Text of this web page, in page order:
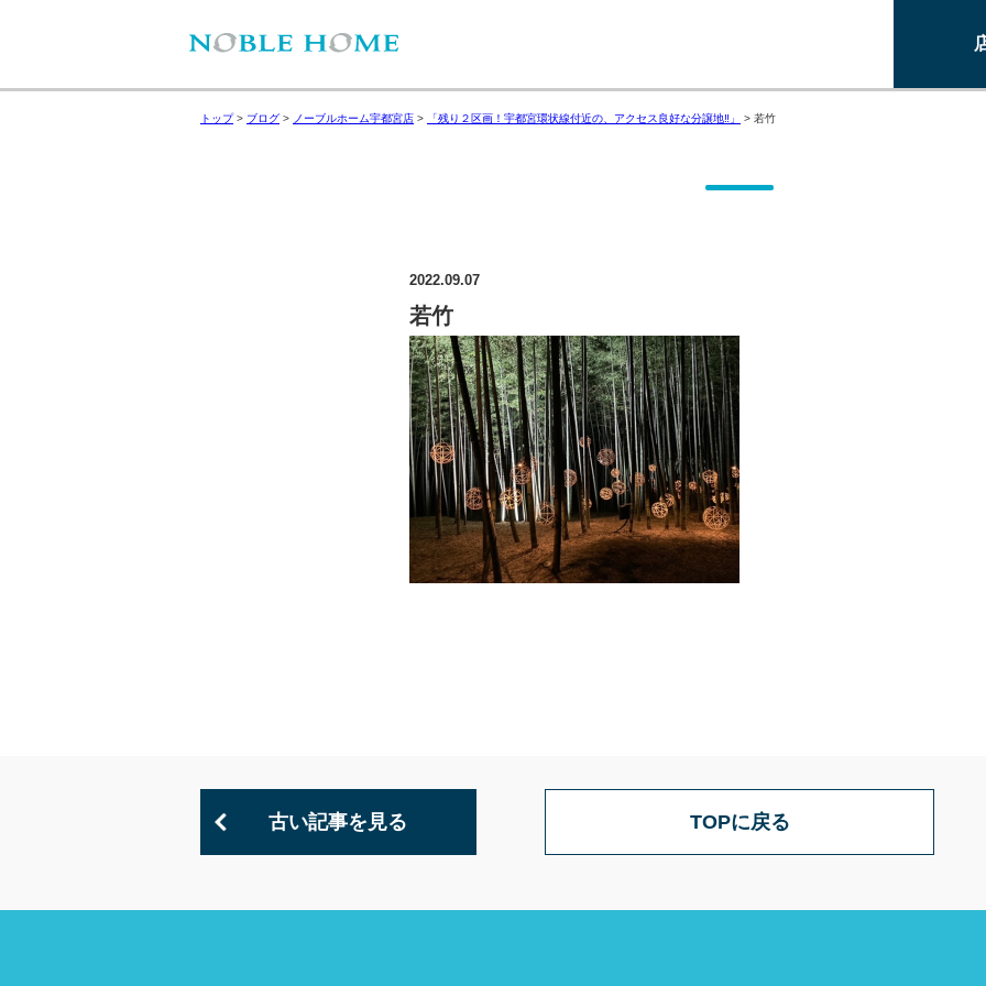
トップ> ブログ > ノーブルホーム宇都宮店 > 「残り２区画！宇都宮環状線付近の、アクセス良好な分譲地‼」 > 若竹
2022.09.07
若竹
古い記事を見る TOPに戻る